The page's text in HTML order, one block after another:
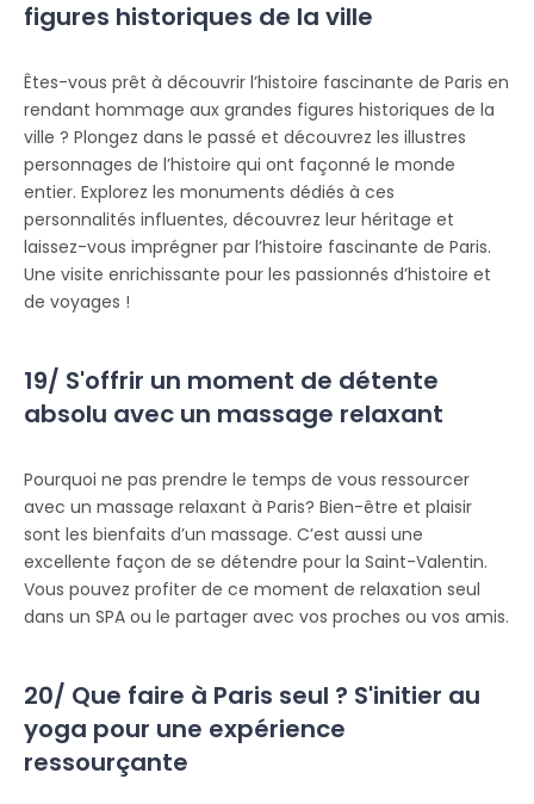
figures historiques de la ville
Êtes-vous prêt à découvrir l’histoire fascinante de Paris en
rendant hommage aux grandes figures historiques de la
ville ? Plongez dans le passé et découvrez les illustres
personnages de l’histoire qui ont façonné le monde
entier. Explorez les monuments dédiés à ces
personnalités influentes, découvrez leur héritage et
laissez-vous imprégner par l’histoire fascinante de Paris.
Une visite enrichissante pour les passionnés d’histoire et
de voyages !
19/ S'offrir un moment de détente
absolu avec un massage relaxant
Pourquoi ne pas prendre le temps de vous ressourcer
avec un massage relaxant à Paris? Bien-être et plaisir
sont les bienfaits d’un massage. C’est aussi une
excellente façon de se détendre pour la Saint-Valentin.
Vous pouvez profiter de ce moment de relaxation seul
dans un SPA ou le partager avec vos proches ou vos amis.
20/ Que faire à Paris seul ? S'initier au
yoga pour une expérience
ressourçante